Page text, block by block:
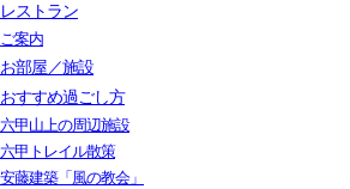
レストラン
ご案内
お部屋／施設
おすすめ過ごし方
六甲山上の周辺施設
六甲トレイル散策
安藤建築「風の教会」